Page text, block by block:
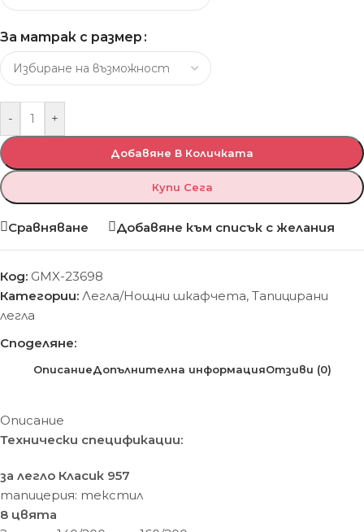
За матрак с размер
- +
Добавяне В Количката
Купи Сега
Сравняване Добавяне към списък с желания
Код: GMX-23698
Категории: Легла/Нощни шкафчета, Тапицирани
легла
Споделяне:
ОписаниеДопълнителна информацияОтзиви (0)
Описание
Технически спецификации:
за легло Класик 957
тапицерия: текстил
8 цвята